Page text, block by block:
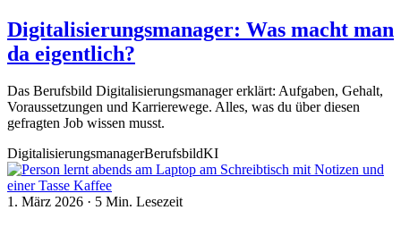
Digitalisierungsmanager: Was macht man
da eigentlich?
Das Berufsbild Digitalisierungsmanager erklärt: Aufgaben, Gehalt,
Voraussetzungen und Karrierewege. Alles, was du über diesen
gefragten Job wissen musst.
DigitalisierungsmanagerBerufsbildKI
1. März 2026 · 5 Min. Lesezeit